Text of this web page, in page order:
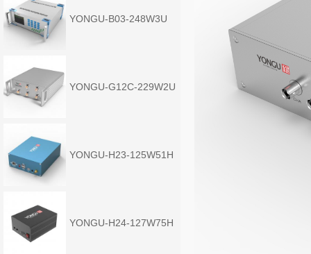
YONGU-B03-248W3U
YONGU-G12C-229W2U
YONGU-H23-125W51H
YONGU-H24-127W75H